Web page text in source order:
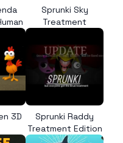
Sprunki Sky
Treatment
3D
Sprunki Raddy
Treatment Edition